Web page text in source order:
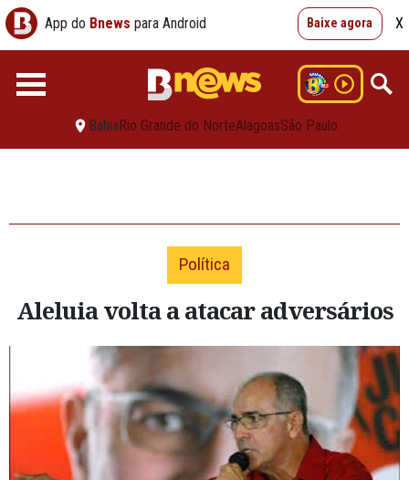
App do Bnews para Android Baixe agora X
BahiaRio Grande do NorteAlagoasSão Paulo
Política
Aleluia volta a atacar adversários